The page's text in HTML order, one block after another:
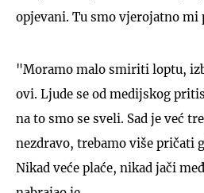
opjevani. Tu smo vjerojatno
"Moramo malo smiriti loptu,
ovi. Ljude se od medijskog
na to smo se sveli. Sad je već
nezdravo, trebamo više pričati
Nikad veće plaće, nikad jači